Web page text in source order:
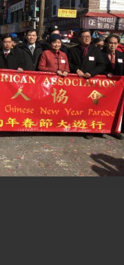
瓦帝尼王國進行國是
盼化分歧為團結、為
6大目標、創5大歷史
向加速臺灣經濟轉型
盡速通過
確立對等關稅15%且不
對等關稅
）專訪內容
務》撰文指出：自由